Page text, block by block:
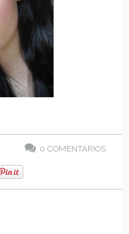
0 COMENTÁRIOS